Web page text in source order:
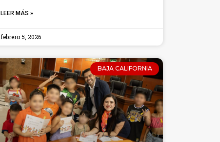
LEER MÁS »
febrero 5, 2026
BAJA CALIFORNIA